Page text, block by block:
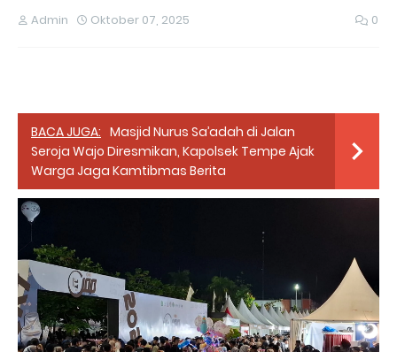
Admin Oktober 07, 2025 0
BACA JUGA: Masjid Nurus Sa’adah di Jalan
Seroja Wajo Diresmikan, Kapolsek Tempe Ajak
Warga Jaga Kamtibmas Berita